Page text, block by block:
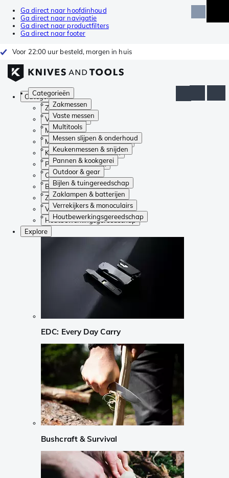
Ga direct naar hoofdinhoud
Ga direct naar navigatie
Ga direct naar productfilters
Ga direct naar footer
Voor 22:00 uur besteld, morgen in huis
Categorieën
Zakmessen
Vaste messen
Multitools
Messen slijpen & onderhoud
Keukenmessen & snijden
Pannen & kookgerei
Outdoor & gear
Bijlen & tuingereedschap
Zaklampen & batterijen
Verrekijkers & monoculairs
Houtbewerkingsgereedschap
Categorieën
Zakmessen
Vaste messen
Multitools
Messen slijpen & onderhoud
Keukenmessen & snijden
Pannen & kookgerei
Outdoor & gear
Bijlen & tuingereedschap
Zaklampen & batterijen
Verrekijkers & monoculairs
Houtbewerkingsgereedschap
Explore
EDC: Every Day Carry
Bushcraft & Survival